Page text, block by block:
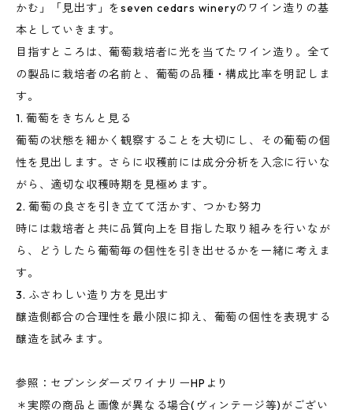
かむ」「見出す」をseven cedars wineryのワイン造りの基
本としていきます。
目指すところは、葡萄栽培者に光を当てたワイン造り。全て
の製品に栽培者の名前と、葡萄の品種・構成比率を明記しま
す。
1. 葡萄をきちんと見る
葡萄の状態を細かく観察することを大切にし、その葡萄の個
性を見出します。さらに収穫前には成分分析を入念に行いな
がら、適切な収穫時期を見極めます。
2. 葡萄の良さを引き立てて活かす、つかむ努力
時には栽培者と共に品質向上を目指した取り組みを行いなが
ら、どうしたら葡萄毎の個性を引き出せるかを一緒に考えま
す。
3. ふさわしい造り方を見出す
醸造側都合の合理性を最小限に抑え、葡萄の個性を表現する
醸造を試みます。
参照：セブンシダーズワイナリーHPより
＊実際の商品と画像が異なる場合(ヴィンテージ等)がござい